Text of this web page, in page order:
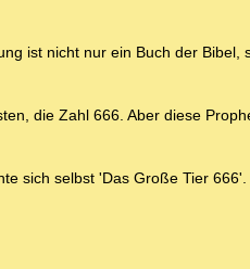
ist nicht nur ein Buch der Bibel,
die Zahl 666. Aber diese
sich selbst 'Das Große Tier